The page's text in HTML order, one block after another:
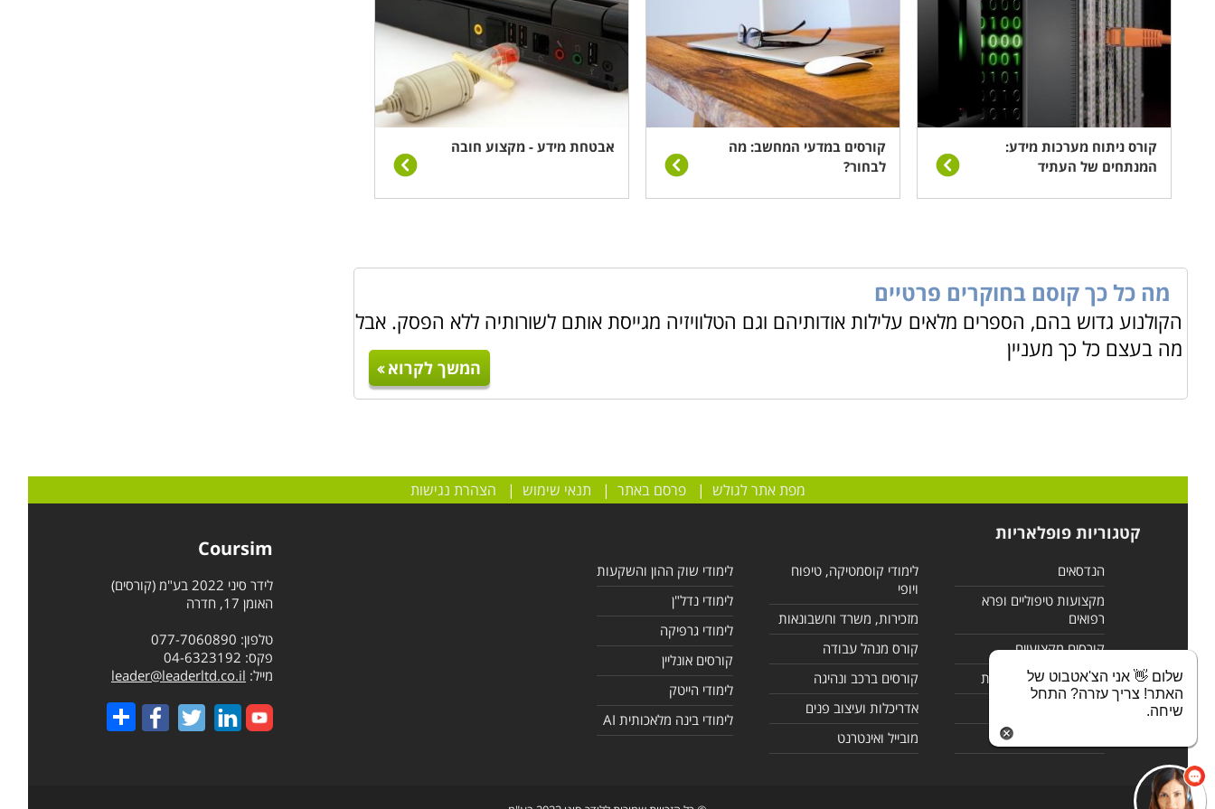
קורס ניתוח מערכות מידע:
המנתחים של העתיד
קורסים במדעי המחשב: מה
לבחור?
אבטחת מידע - מקצוע חובה
מה כל כך קוסם בחוקרים פרטיים
הקולנוע גדוש בהם, הספרים מלאים עלילות אודותיהם וגם הטלוויזיה מגייסת אותם לשורותיה ללא הפסק. אבל
מה בעצם כל כך מעניין
המשך לקרוא
מפת אתר לגולש |פרסם באתר | תנאי שימוש | הצהרת נגישות
קטגוריות פופלאריות
הנדסאים
מקצועות טיפוליים ופרא
רפואים
קורסים מקצועיים
לימודי מחשבים ורשתות
לימודי קוסמטיקה, טיפוח
ויופי
מזכירות, משרד וחשבונאות
קורס מנהל עבודה
קורסים ברכב ונהיגה
אדריכלות ועיצוב פנים
מובייל ואינטרנט
לימודי שוק ההון והשקעות
לימודי נדל"ן
לימודי גרפיקה
קורסים אונליין
לימודי הייטק
לימודי בינה מלאכותית AI
Coursim
לידר סיני 2022 בע"מ (קורסים)
האומן 17, חדרה
טלפון: 077-7060890
פקס: 04-6323192
מייל: leader@leaderltd.co.il
Share
שלום 👋 אני הצ'אטבוט של
האתר! צריך עזרה? התחל
שיחה.